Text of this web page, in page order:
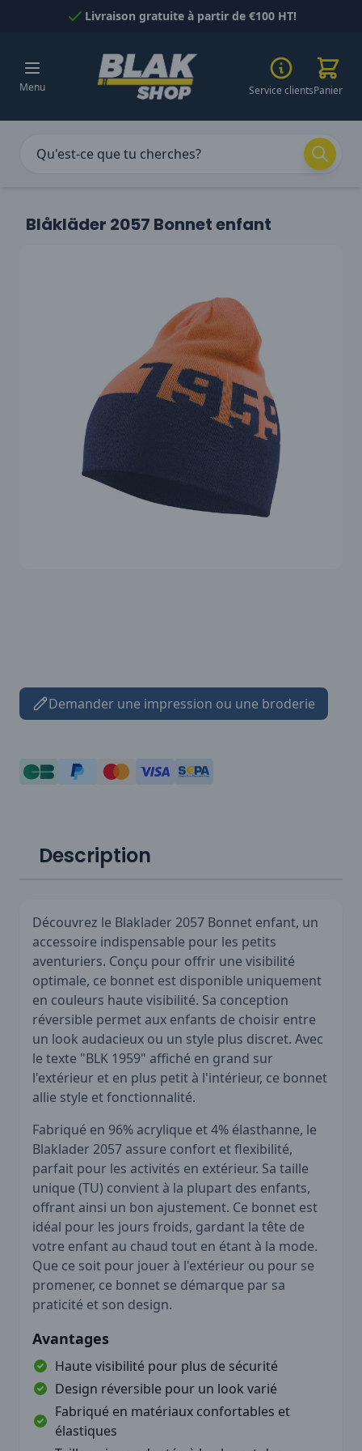
Passer au contenuLivraison gratuite à partir de €100 HT!
Menu Service clientsPanier
Blåkläder 2057 Bonnet enfant
Demander une impression ou une broderie
Description
Découvrez le Blaklader 2057 Bonnet enfant, un
accessoire indispensable pour les petits
aventuriers. Conçu pour offrir une visibilité
optimale, ce bonnet est disponible uniquement
en couleurs haute visibilité. Sa conception
réversible permet aux enfants de choisir entre
un look audacieux ou un style plus discret. Avec
le texte "BLK 1959" affiché en grand sur
l'extérieur et en plus petit à l'intérieur, ce bonnet
allie style et fonctionnalité.
Fabriqué en 96% acrylique et 4% élasthanne, le
Blaklader 2057 assure confort et flexibilité,
parfait pour les activités en extérieur. Sa taille
unique (TU) convient à la plupart des enfants,
offrant ainsi un bon ajustement. Ce bonnet est
idéal pour les jours froids, gardant la tête de
votre enfant au chaud tout en étant à la mode.
Que ce soit pour jouer à l'extérieur ou pour se
promener, ce bonnet se démarque par sa
praticité et son design.
Avantages
Haute visibilité pour plus de sécurité
Design réversible pour un look varié
Fabriqué en matériaux confortables et
élastiques